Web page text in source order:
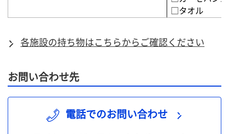
□タオル
各施設の持ち物はこちらからご確認ください
お問い合わせ先
電話でのお問い合わせ